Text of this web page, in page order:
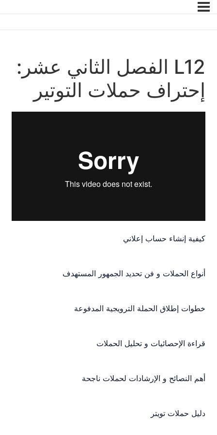
L12 الفصل الثاني عشر:
إحتراف حملات التوتير
كيفية إنشاء حساب إعلاني
أنواع الحملات و فن تحديد الجمهور المستهدف​
خطوات إطلاق الحملة الترويجية المدفوعة​
قراءة الإحصائيات و تحليل الحملات​
أهم النصائح و الإرشادات لحملات ناجحة​
دليل حملات تويتر